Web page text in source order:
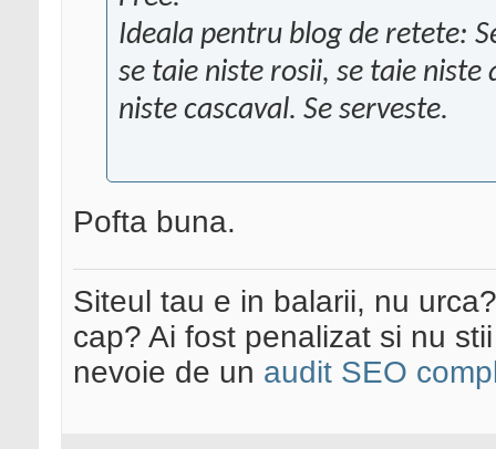
Ideala pentru blog de retete:
se taie niste rosii, se taie niste
niste cascaval. Se serveste.
Pofta buna.
Siteul tau e in balarii, nu
cap? Ai fost penalizat si nu
nevoie de un audit SEO